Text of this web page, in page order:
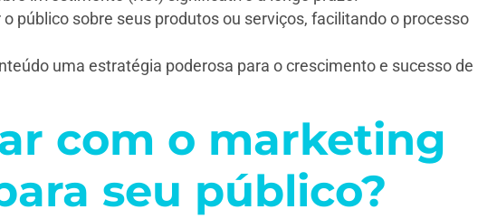
público sobre seus produtos ou serviços, facilitando o processo
uma estratégia poderosa para o crescimento e sucesso de
com o marketing
seu público?